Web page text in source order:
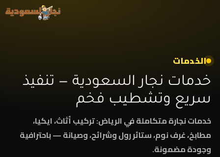
الخدمات
خدمات نجار السعودية — تنفيذ
سريع وتشطيب فخم
خدمات نجارة متكاملة في الرياض: تركيب أثاث، ايكيا،
مطابخ، غرف نوم، ستائر رول وشرائح، وصيانة — باحترافية
وجودة مضمونة.